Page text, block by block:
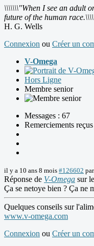
\\\\\\\"When I see an adult
future of the human
H. G. Wells
Connexion ou Créer un
V-Omega
Hors Ligne
Membre senior
Messages : 67
Remerciements
il y a 10 ans 8 mois #126602 par
Réponse de V-Omega sur
Ça se netoye bien ? Ça ne
Quelques conseils sur
www.v-omega.com
Connexion ou Créer un